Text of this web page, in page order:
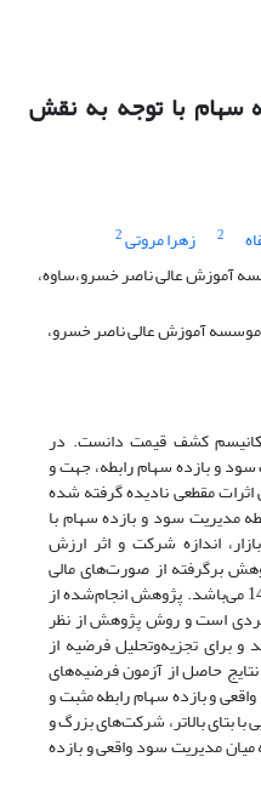
سهام با توجه به نقش
2 زهرا مروتی2
آموزش عالی ناصر خسرو،ساوه،
آموزش عالی ناصر خسرو،
کشف قیمت دانست. در
سود و بازده سهام رابطه، جهت و
مقطعی نادیده گرفته شده
سود و بازده سهام با
اندازه شرکت و اثر ارزش
برگرفته از صورت‌های مالی
165 شرکت در بازه زمانی 1391-1400 می‌باشد. پژوهش انجام‌شده از
است و روش پژوهش از نظر
برای تجزیه‌وتحلیل فرضیه‌ از
حاصل از آزمون فرضیه‌های
و بازده سهام رابطه مثبت و
بتای بالاتر، شرکت‌های بزرگ و
میان مدیریت سود واقعی و بازده